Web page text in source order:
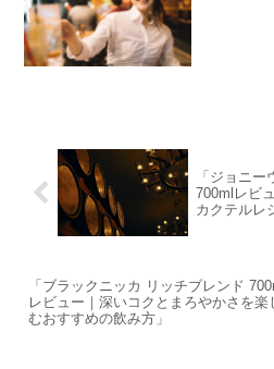
「ジョニ
700mlレビ
カクテルレ
「ブラックニッカ リッチブレンド
レビュー｜深いコクとまろやかさを楽
むおすすめの飲み方」